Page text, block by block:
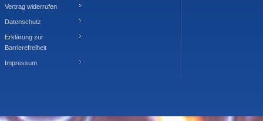
Vertrag widerrufen
Datenschutz
Erklärung zur
Barrierefreiheit
Impressum